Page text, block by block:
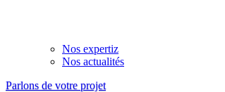
Nos expertiz
Nos actualités
Parlons de votre projet